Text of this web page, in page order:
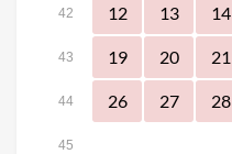
42 12 13 14
43 19 20 21
44 26 27 28
45